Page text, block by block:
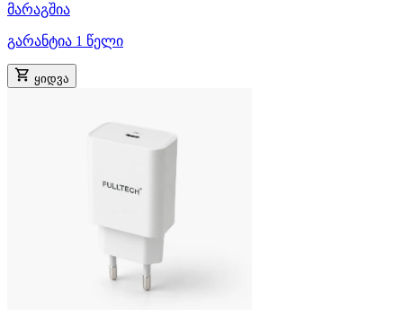
მარაგშია
გარანტია 1 წელი
ყიდვა